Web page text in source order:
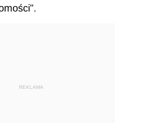
REKLAMA